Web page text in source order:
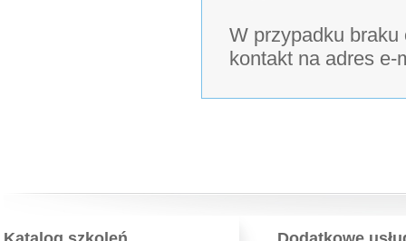
W przypadku
kontakt na adres